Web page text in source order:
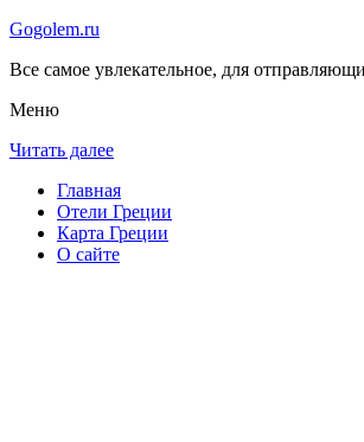
Gogolem.ru
Все самое увлекательное, для
Меню
Читать далее
Главная
Отели Греции
Карта Греции
О сайте